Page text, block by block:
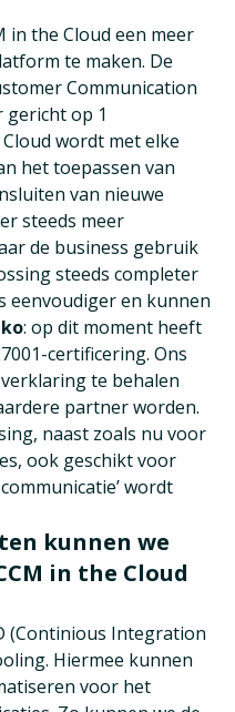
in the Cloud een meer
te maken. De
Communication
gericht op 1
Cloud wordt met elke
het toepassen van
van nieuwe
steeds meer
de business gebruik
steeds completer
eenvoudiger en kunnen
: op dit moment heeft
certificering. Ons
verklaring te behalen
partner worden.
naast zoals nu voor
ook geschikt voor
wordt
kunnen we
in the Cloud
(Continious Integration
Hiermee kunnen
voor het